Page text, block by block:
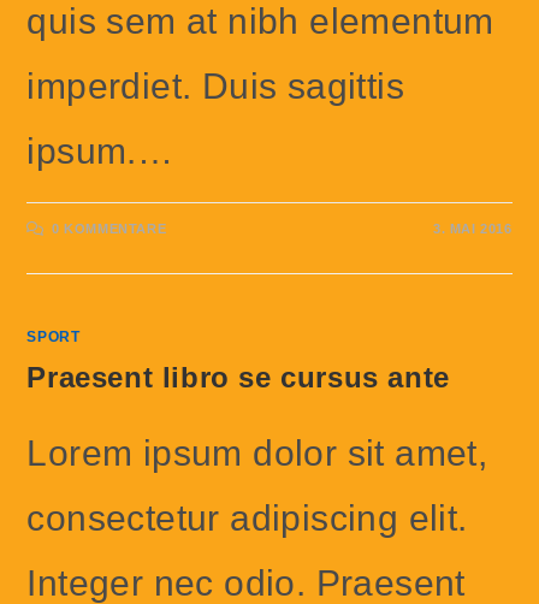
quis sem at nibh elementum
imperdiet. Duis sagittis
ipsum.…
0 KOMMENTARE 3. MAI 2016
SPORT
Praesent libro se cursus ante
Lorem ipsum dolor sit amet,
consectetur adipiscing elit.
Integer nec odio. Praesent